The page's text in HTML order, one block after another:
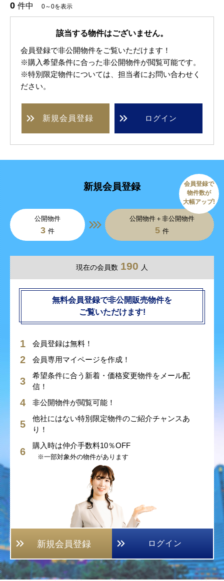
0 件中 0～0を表示
該当する物件はございません。
会員登録で非公開物件をご覧いただけます！
※購入希望条件に合った非公開物件が閲覧可能です。
※特別限定物件については、担当者にお問い合わせく
ださい。
新規会員登録 ログイン
新規会員登録
公開物件
3 件
公開物件＋非公開物件
5 件
会員登録で
物件数が
大幅アップ!
現在の会員数 190 人
無料会員登録で非公開販売物件を
ご覧いただけます!
会員登録は無料！
会員専用マイページを作成！
希望条件に合う新着・価格変更物件をメール配
信！
非公開物件が閲覧可能！
他社にはない特別限定物件のご紹介チャンスあ
り！
購入時は仲介手数料10％OFF
※一部対象外の物件があります
新規会員登録 ログイン